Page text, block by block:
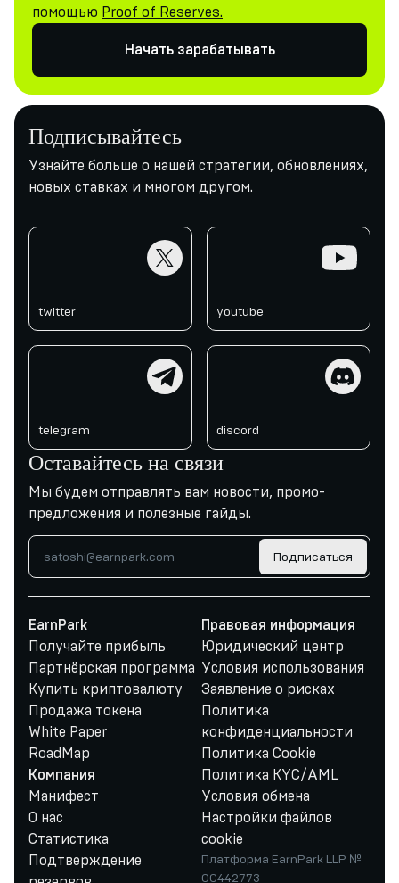
помощью Proof of Reserves.
Начать зарабатывать
Подписывайтесь
Узнайте больше о нашей стратегии, обновлениях,
новых ставках и многом другом.
twitter youtube
telegram discord
Оставайтесь на связи
Мы будем отправлять вам новости, промо-
предложения и полезные гайды.
Подписаться
EarnPark
Получайте прибыль
Партнёрская программа
Купить криптовалюту
Продажа токена
White Paper
RoadMap
Компания
Манифест
О нас
Статистика
Подтверждение
Правовая информация
Юридический центр
Условия использования
Заявление о рисках
Политика
конфиденциальности
Политика Cookie
Политика KYC/AML
Условия обмена
Настройки файлов
cookie
Платформа EarnPark LLP №
OC442773